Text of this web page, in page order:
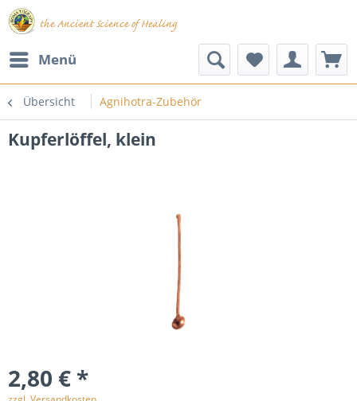
Menü
Übersicht Agnihotra-Zubehör
Kupferlöffel, klein
2,80 € *